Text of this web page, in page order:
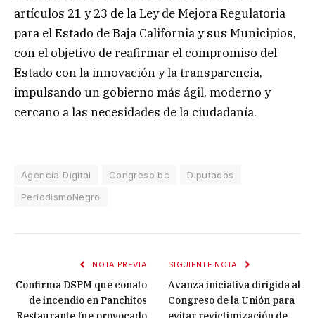
artículos 21 y 23 de la Ley de Mejora Regulatoria
para el Estado de Baja California y sus Municipios,
con el objetivo de reafirmar el compromiso del
Estado con la innovación y la transparencia,
impulsando un gobierno más ágil, moderno y
cercano a las necesidades de la ciudadanía.
Agencia Digital Congreso bc
Diputados
PeriodismoNegro
NOTA PREVIA
Confirma DSPM que conato
de incendio en Panchitos
SIGUIENTE NOTA
Avanza iniciativa dirigida al
Congreso de la Unión para